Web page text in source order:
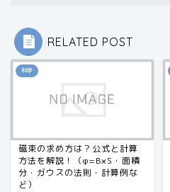
RELATED POST
科学
磁束の求め方は？公式と計算
方法を解説！（φ=B×S・面積
分・ガウスの法則・計算例な
ど）